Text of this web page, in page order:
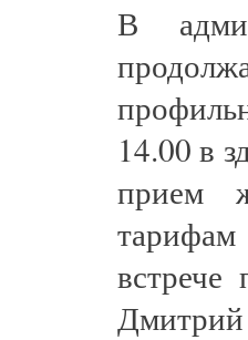
В
14.00 в
прием
встрече
Дмитрий